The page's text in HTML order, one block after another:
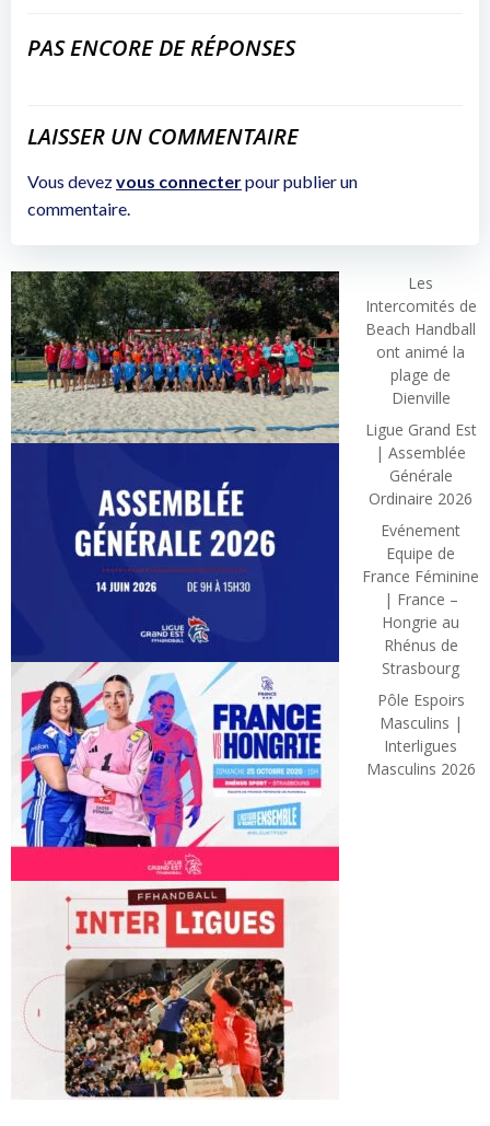
PAS ENCORE DE RÉPONSES
LAISSER UN COMMENTAIRE
Vous devezvous connecterpour publier un
commentaire.
Les
Intercomités de
Beach Handball
ont animé la
plage de
Dienville
Ligue Grand Est
| Assemblée
Générale
Ordinaire 2026
Evénement
Equipe de
France Féminine
| France –
Hongrie au
Rhénus de
Strasbourg
Pôle Espoirs
Masculins |
Interligues
Masculins 2026